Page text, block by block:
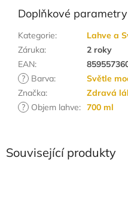
Související produkty
Doplňkové parametry
Kategorie:
Lahve a
Záruka:
2 roky
EAN:
?
Barva: Světle
Značka:
Zdravá
?
Objem lahve: 700 ml